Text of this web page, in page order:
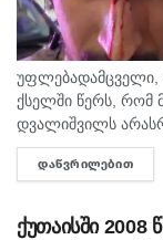
უფლებადამცველი,
ქსელში წერს, რომ
დვალიშვილს
თქმით, დავით
გადაჰყავთ. ამ
ᲓᲐᲬᲕᲠᲘᲚᲔᲑᲘᲗ
ქუთაისში